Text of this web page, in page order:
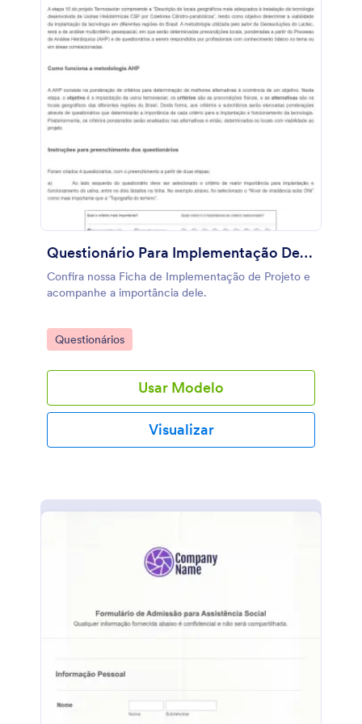
personalizar, dê as boas-vindas ao seu Quiz do
Friends no mundo real, incorporando-o ao seu blog
ou compartilhando-o nas mídias sociais e depois
disso, tome seu café no central perk."
Questionário Para Implementação De Projeto
Confira nossa Ficha de Implementação de Projeto e
acompanhe a importância dele.
Go to Category:
Questionários
Usar Modelo
Visualizar